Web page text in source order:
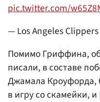
pic.twitter.com/
— Los Angeles
Помимо Гриффина,
писали, в составе
Джамала Кроуфорда,
в игру со скамейки, и